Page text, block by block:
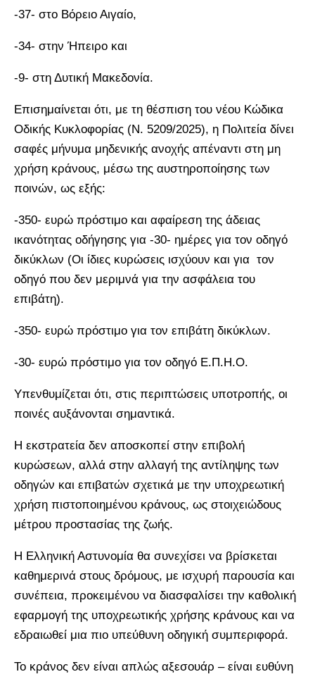
-37- στο Βόρειο Αιγαίο,
-34- στην Ήπειρο και
-9- στη Δυτική Μακεδονία.
Επισημαίνεται ότι, με τη θέσπιση του νέου Κώδικα
Οδικής Κυκλοφορίας (Ν. 5209/2025), η Πολιτεία δίνει
σαφές μήνυμα μηδενικής ανοχής απέναντι στη μη
χρήση κράνους, μέσω της αυστηροποίησης των
ποινών, ως εξής:
-350- ευρώ πρόστιμο και αφαίρεση της άδειας
ικανότητας οδήγησης για -30- ημέρες για τον οδηγό
δικύκλων (Οι ίδιες κυρώσεις ισχύουν και για τον
οδηγό που δεν μεριμνά για την ασφάλεια του
επιβάτη).
-350- ευρώ πρόστιμο για τον επιβάτη δικύκλων.
-30- ευρώ πρόστιμο για τον οδηγό Ε.Π.Η.Ο.
Υπενθυμίζεται ότι, στις περιπτώσεις υποτροπής, οι
ποινές αυξάνονται σημαντικά.
Η εκστρατεία δεν αποσκοπεί στην επιβολή
κυρώσεων, αλλά στην αλλαγή της αντίληψης των
οδηγών και επιβατών σχετικά με την υποχρεωτική
χρήση πιστοποιημένου κράνους, ως στοιχειώδους
μέτρου προστασίας της ζωής.
Η Ελληνική Αστυνομία θα συνεχίσει να βρίσκεται
καθημερινά στους δρόμους, με ισχυρή παρουσία και
συνέπεια, προκειμένου να διασφαλίσει την καθολική
εφαρμογή της υποχρεωτικής χρήσης κράνους και να
εδραιωθεί μια πιο υπεύθυνη οδηγική συμπεριφορά.
Το κράνος δεν είναι απλώς αξεσουάρ – είναι ευθύνη